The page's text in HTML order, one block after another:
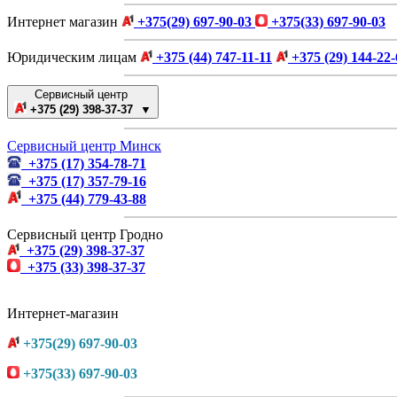
Интернет магазин +375(29) 697-90-03 +375(33) 697-90-03
Юридическим лицам +375 (44) 747-11-11 +375 (29) 144-
Сервисный центр
+375 (29) 398-37-37 ▼
Сервисный центр Минск
+375 (17) 354-78-71
+375 (17) 357-79-16
+375 (44) 779-43-88
Сервисный центр Гродно
+375 (29) 398-37-37
+375 (33) 398-37-37
Интернет-магазин
+375(29) 697-90-03
+375(33) 697-90-03